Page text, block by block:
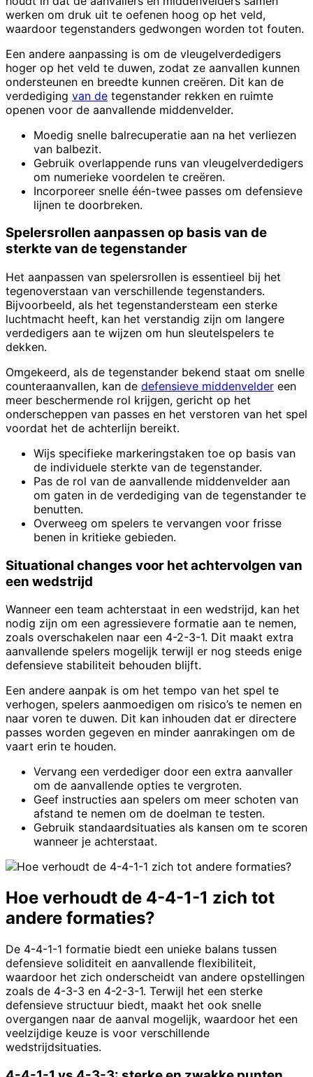
werken om druk uit te oefenen hoog op het veld,
waardoor tegenstanders gedwongen worden tot fouten.
Een andere aanpassing is om de vleugelverdedigers
hoger op het veld te duwen, zodat ze aanvallen kunnen
ondersteunen en breedte kunnen creëren. Dit kan de
verdediging van de tegenstander rekken en ruimte
openen voor de aanvallende middenvelder.
Moedig snelle balrecuperatie aan na het verliezen
van balbezit.
Gebruik overlappende runs van vleugelverdedigers
om numerieke voordelen te creëren.
Incorporeer snelle één-twee passes om defensieve
lijnen te doorbreken.
Spelersrollen aanpassen op basis van de
sterkte van de tegenstander
Het aanpassen van spelersrollen is essentieel bij het
tegenoverstaan van verschillende tegenstanders.
Bijvoorbeeld, als het tegenstandersteam een sterke
luchtmacht heeft, kan het verstandig zijn om langere
verdedigers aan te wijzen om hun sleutelspelers te
dekken.
Omgekeerd, als de tegenstander bekend staat om snelle
counteraanvallen, kan de defensieve middenvelder een
meer beschermende rol krijgen, gericht op het
onderscheppen van passes en het verstoren van het spel
voordat het de achterlijn bereikt.
Wijs specifieke markeringstaken toe op basis van
de individuele sterkte van de tegenstander.
Pas de rol van de aanvallende middenvelder aan
om gaten in de verdediging van de tegenstander te
benutten.
Overweeg om spelers te vervangen voor frisse
benen in kritieke gebieden.
Situational changes voor het achtervolgen van
een wedstrijd
Wanneer een team achterstaat in een wedstrijd, kan het
nodig zijn om een agressievere formatie aan te nemen,
zoals overschakelen naar een 4-2-3-1. Dit maakt extra
aanvallende spelers mogelijk terwijl er nog steeds enige
defensieve stabiliteit behouden blijft.
Een andere aanpak is om het tempo van het spel te
verhogen, spelers aanmoedigen om risico’s te nemen en
naar voren te duwen. Dit kan inhouden dat er directere
passes worden gegeven en minder aanrakingen om de
vaart erin te houden.
Vervang een verdediger door een extra aanvaller
om de aanvallende opties te vergroten.
Geef instructies aan spelers om meer schoten van
afstand te nemen om de doelman te testen.
Gebruik standaardsituaties als kansen om te scoren
wanneer je achterstaat.
Hoe verhoudt de 4-4-1-1 zich tot
andere formaties?
De 4-4-1-1 formatie biedt een unieke balans tussen
defensieve soliditeit en aanvallende flexibiliteit,
waardoor het zich onderscheidt van andere opstellingen
zoals de 4-3-3 en 4-2-3-1. Terwijl het een sterke
defensieve structuur biedt, maakt het ook snelle
overgangen naar de aanval mogelijk, waardoor het een
veelzijdige keuze is voor verschillende
wedstrijdsituaties.